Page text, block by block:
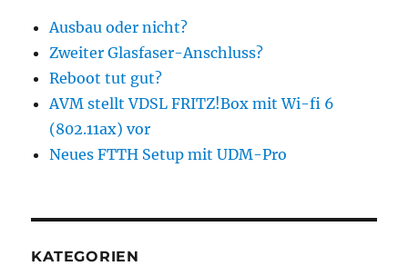
Ausbau oder nicht?
Zweiter Glasfaser-Anschluss?
Reboot tut gut?
AVM stellt VDSL FRITZ!Box mit Wi-fi 6
(802.11ax) vor
Neues FTTH Setup mit UDM-Pro
KATEGORIEN